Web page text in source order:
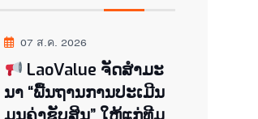
07 ส.ค. 2026
LaoValue ຈັດສຳມະ
ນາ “ພື້ນຖານການປະເມີນ